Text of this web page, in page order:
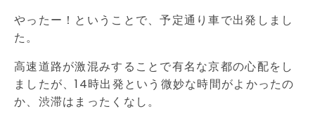
やったー！ということで、予定通り車で出発しまし
た。
高速道路が激混みすることで有名な京都の心配をし
ましたが、14時出発という微妙な時間がよかったの
か、渋滞はまったくなし。